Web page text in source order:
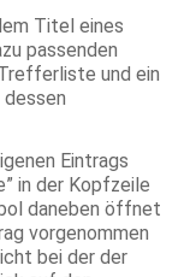
Titel eines
passenden
und ein
Eintrags
in der Kopfzeile
daneben öffnet
vorgenommen
bei der der